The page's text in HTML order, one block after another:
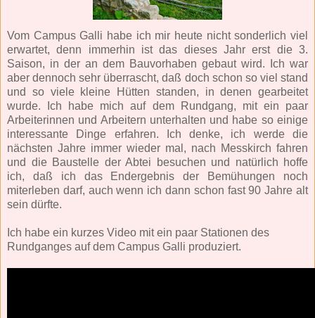
Vom Campus Galli habe ich mir heute nicht sonderlich viel
erwartet, denn immerhin ist das dieses Jahr erst die 3.
Saison, in der an dem Bauvorhaben gebaut wird. Ich war
aber dennoch sehr überrascht, daß doch schon so viel stand
und so viele kleine Hütten standen, in denen gearbeitet
wurde. Ich habe mich auf dem Rundgang, mit ein paar
Arbeiterinnen und Arbeitern unterhalten und habe so einige
interessante Dinge erfahren. Ich denke, ich werde die
nächsten Jahre immer wieder mal, nach Messkirch fahren
und die Baustelle der Abtei besuchen und natürlich hoffe
ich, daß ich das Endergebnis der Bemühungen noch
miterleben darf, auch wenn ich dann schon fast 90 Jahre alt
sein dürfte.
Ich habe ein kurzes Video mit ein paar Stationen des
Rundganges auf dem Campus Galli produziert.